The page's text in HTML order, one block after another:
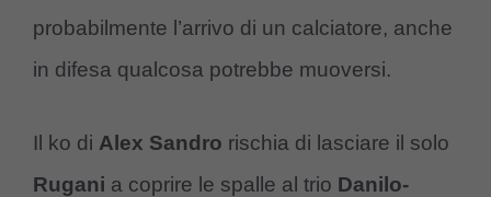
probabilmente l’arrivo di un calciatore, anche
in difesa qualcosa potrebbe muoversi.
Il ko di Alex Sandro rischia di lasciare il solo
Rugani a coprire le spalle al trio Danilo-